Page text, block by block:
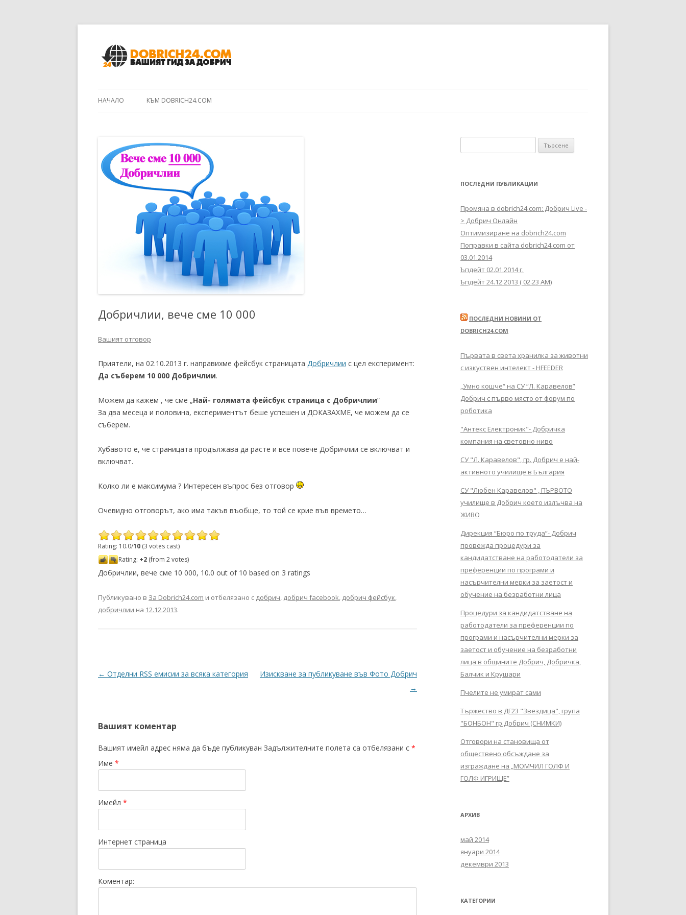
НАЧАЛО КЪМ DOBRICH24.COM
Добричлии, вече сме 10 000
Вашият отговор
Приятели, на 02.10.2013 г. направихме фейсбук страницата Добричлии с цел експеримент:
Да съберем 10 000 Добричлии.
Можем да кажем , че сме „Най- голямата фейсбук страница с Добричлии“
За два месеца и половина, експериментът беше успешен и ДОКАЗАХМЕ, че можем да се
съберем.
Хубавото е, че страницата продължава да расте и все повече Добричлии се включват и
включват.
Колко ли е максимума ? Интересен въпрос без отговор
Очевидно отговорът, ако има такъв въобще, то той се крие във времето…
Rating: 10.0/10 (3 votes cast)
Rating: +2 (from 2 votes)
Добричлии, вече сме 10 000, 10.0 out of 10 based on 3 ratings
Публикувано в За Dobrich24.com и отбелязано с добрич, добрич facebook, добрич фейсбук,
добричлии на 12.12.2013.
Навигация в публикациите
← Отделни RSS емисии за всяка категория
Изискване за публикуване във Фото Добрич
→
Вашият коментар
Вашият имейл адрес няма да бъде публикуван Задължителните полета са отбелязани с *
Име *
Имейл *
Интернет страница
Коментар:
ПОСЛЕДНИ ПУБЛИКАЦИИ
Промяна в dobrich24.com: Добрич Live -
> Добрич Онлайн
Оптимизиране на dobrich24.com
Поправки в сайта dobrich24.com от
03.01.2014
Ъпдейт 02.01.2014 г.
Ъпдейт 24.12.2013 ( 02.23 AM)
ПОСЛЕДНИ НОВИНИ ОТ
DOBRICH24.COM
Първата в света хранилка за животни
с изкуствен интелект - HFEEDER
„Умно кошче“ на СУ “Л. Каравелов”
Добрич с първо място от форум по
роботика
"Антекс Електроник"- Добричка
компания на световно ниво
СУ "Л. Каравелов", гр. Добрич е най-
активното училище в България
СУ "Любен Каравелов" , ПЪРВОТО
училище в Добрич което излъчва на
ЖИВО
Дирекция “Бюро по труда”- Добрич
провежда процедури за
кандидатстване на работодатели за
преференции по програми и
насърчителни мерки за заетост и
обучение на безработни лица
Процедури за кандидатстване на
работодатели за преференции по
програми и насърчителни мерки за
заетост и обучение на безработни
лица в общините Добрич, Добричка,
Балчик и Крушари
Пчелите не умират сами
Тържество в ДГ23 "Звездица", група
"БОНБОН" гр.Добрич (СНИМКИ)
Отговори на становища от
обществено обсъждане за
изграждане на „МОМЧИЛ ГОЛФ И
ГОЛФ ИГРИЩЕ”
АРХИВ
май 2014
януари 2014
декември 2013
КАТЕГОРИИ